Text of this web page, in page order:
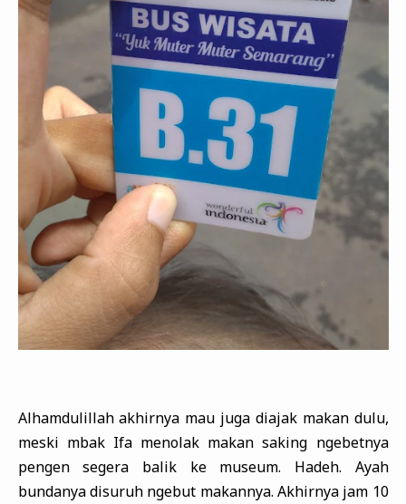
Alhamdulillah akhirnya mau juga diajak makan dulu,
meski mbak Ifa menolak makan saking ngebetnya
pengen segera balik ke museum. Hadeh. Ayah
bundanya disuruh ngebut makannya. Akhirnya jam 10